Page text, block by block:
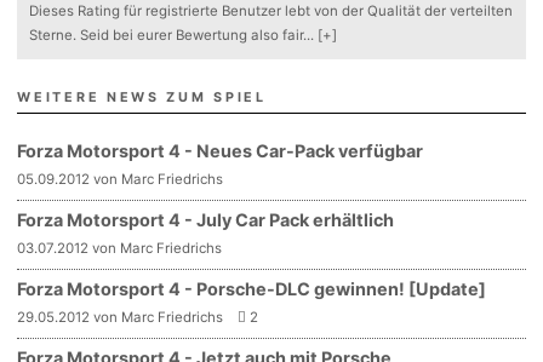
Dieses Rating für registrierte Benutzer lebt von der Qualität der verteilten
Sterne. Seid bei eurer Bewertung also fair... [+]
WEITERE NEWS ZUM SPIEL
Forza Motorsport 4 - Neues Car-Pack verfügbar
05.09.2012 von Marc Friedrichs
Forza Motorsport 4 - July Car Pack erhältlich
03.07.2012 von Marc Friedrichs
Forza Motorsport 4 - Porsche-DLC gewinnen! [Update]
29.05.2012 von Marc Friedrichs 2
Forza Motorsport 4 - Jetzt auch mit Porsche